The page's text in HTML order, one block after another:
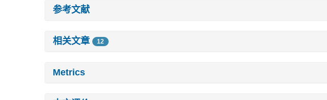
参考文献
相关文章 12
Metrics